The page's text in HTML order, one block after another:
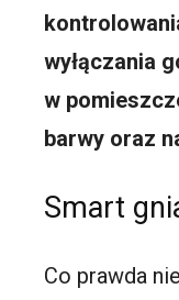
wyłączania
w
barwy oraz
Smart
Co prawda